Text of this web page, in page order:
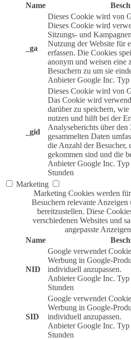
Name
_ga
Dieses Cookie wird von
Dieses Cookie wird
Sitzungs- und
Nutzung der Website für
erfassen. Die Cookies
anonym und weisen eine
Besuchern zu um sie
Anbieter Google Inc. Typ
_gid
Dieses Cookie wird von
Das Cookie wird
darüber zu speichern,
nutzen und hilft bei der
Analyseberichts über
gesammelten Daten
die Anzahl der Besucher,
gekommen sind und die
Anbieter Google Inc. Typ
Stunden
Marketing
Marketing Cookies werden
Besuchern relevante
bereitzustellen. Diese
verschiedenen Websites und
angepasste
Name
NID
Google verwendet
Werbung in Google-
individuell anzupassen.
Anbieter Google Inc. Typ
Stunden
SID
Google verwendet
Werbung in Google-
individuell anzupassen.
Anbieter Google Inc. Typ
Stunden